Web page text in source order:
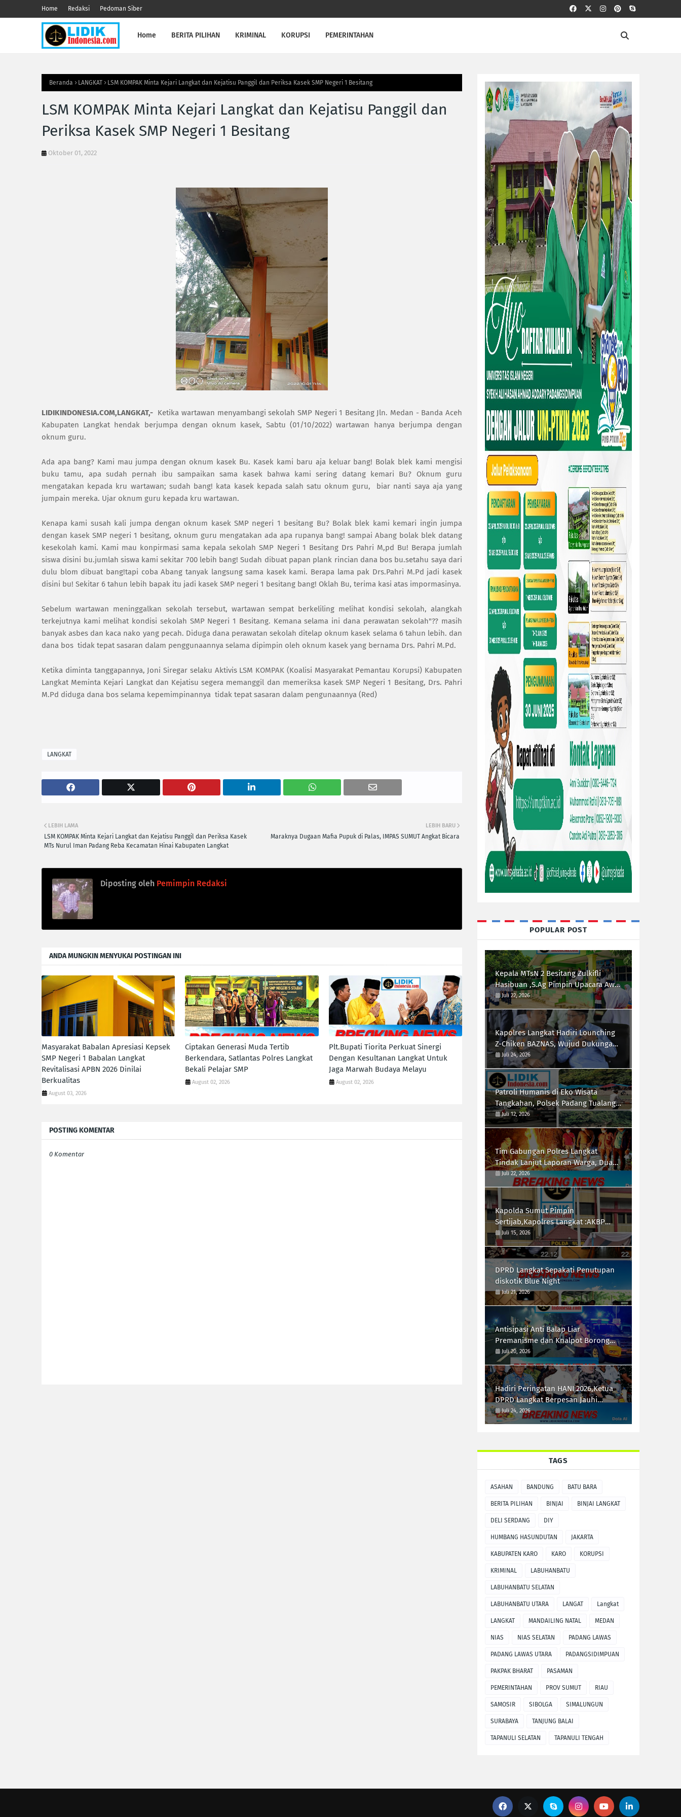
Home Redaksi Pedoman Siber
Home BERITA PILIHAN KRIMINAL KORUPSI PEMERINTAHAN
Beranda LANGKAT LSM KOMPAK Minta Kejari Langkat dan Kejatisu Panggil dan Periksa Kasek SMP Negeri 1 Besitang
LSM KOMPAK Minta Kejari Langkat dan Kejatisu Panggil dan
Periksa Kasek SMP Negeri 1 Besitang
Oktober 01, 2022
LIDIKINDONESIA.COM,LANGKAT,- Ketika wartawan menyambangi sekolah SMP Negeri 1 Besitang Jln. Medan - Banda Aceh
Kabupaten Langkat hendak berjumpa dengan oknum kasek, Sabtu (01/10/2022) wartawan hanya berjumpa dengan
oknum guru.
Ada apa bang? Kami mau jumpa dengan oknum kasek Bu. Kasek kami baru aja keluar bang! Bolak blek kami mengisi
buku tamu, apa sudah pernah ibu sampaikan sama kasek bahwa kami sering datang kemari Bu? Oknum guru
mengatakan kepada kru wartawan; sudah bang! kata kasek kepada salah satu oknum guru, biar nanti saya aja yang
jumpain mereka. Ujar oknum guru kepada kru wartawan.
Kenapa kami susah kali jumpa dengan oknum kasek SMP negeri 1 besitang Bu? Bolak blek kami kemari ingin jumpa
dengan kasek SMP negeri 1 besitang, oknum guru mengatakan ada apa rupanya bang! sampai Abang bolak blek datang
kesekolah kami. Kami mau konpirmasi sama kepala sekolah SMP Negeri 1 Besitang Drs Pahri M,pd Bu! Berapa jumlah
siswa disini bu.jumlah siswa kami sekitar 700 lebih bang! Sudah dibuat papan plank rincian dana bos bu.setahu saya dari
dulu blom dibuat bang!tapi coba Abang tanyak langsung sama kasek kami. Berapa lama pak Drs.Pahri M.Pd jadi kasek
disini bu! Sekitar 6 tahun lebih bapak itu jadi kasek SMP negeri 1 besitang bang! Oklah Bu, terima kasi atas impormasinya.
Sebelum wartawan meninggalkan sekolah tersebut, wartawan sempat berkeliling melihat kondisi sekolah, alangkah
terkejutnya kami melihat kondisi sekolah SMP Negeri 1 Besitang. Kemana selama ini dana perawatan sekolah"?? masih
banyak asbes dan kaca nako yang pecah. Diduga dana perawatan sekolah ditelap oknum kasek selama 6 tahun lebih. dan
dana bos tidak tepat sasaran dalam penggunaannya selama dipimpin oleh oknum kasek yang bernama Drs. Pahri M.Pd.
Ketika diminta tanggapannya, Joni Siregar selaku Aktivis LSM KOMPAK (Koalisi Masyarakat Pemantau Korupsi) Kabupaten
Langkat Meminta Kejari Langkat dan Kejatisu segera memanggil dan memeriksa kasek SMP Negeri 1 Besitang, Drs. Pahri
M.Pd diduga dana bos selama kepemimpinannya tidak tepat sasaran dalam pengunaannya (Red)
LANGKAT
LEBIH BARU
Maraknya Dugaan Mafia Pupuk di Palas, IMPAS SUMUT Angkat Bicara
LEBIH LAMA
LSM KOMPAK Minta Kejari Langkat dan Kejatisu Panggil dan Periksa Kasek
MTs Nurul Iman Padang Reba Kecamatan Hinai Kabupaten Langkat
Diposting oleh Pemimpin Redaksi
ANDA MUNGKIN MENYUKAI POSTINGAN INI
Masyarakat Babalan Apresiasi Kepsek
SMP Negeri 1 Babalan Langkat
Revitalisasi APBN 2026 Dinilai
Berkualitas
August 03, 2026
Ciptakan Generasi Muda Tertib
Berkendara, Satlantas Polres Langkat
Bekali Pelajar SMP
August 02, 2026
Plt.Bupati Tiorita Perkuat Sinergi
Dengan Kesultanan Langkat Untuk
Jaga Marwah Budaya Melayu
August 02, 2026
POSTING KOMENTAR
0 Komentar
POPULAR POST
Kepala MTsN 2 Besitang Zulkifli
Hasibuan ,S.Ag Pimpin Upacara Awal
Semester,Siapkan Generasi
Berkarakter dan Berprestasi
Juli 22, 2026
Kapolres Langkat Hadiri Lounching
Z-Chiken BAZNAS, Wujud Dukungan
Polri Terhadap Pemberdayaan
Ekonomi Masyarakat
Juli 24, 2026
Patroli Humanis di Eko Wisata
Tangkahan, Polsek Padang Tualang
Himbau Pengunjung Utamakan
Keselamatan
Juli 12, 2026
Tim Gabungan Polres Langkat
Tindak Lanjut Laporan Warga, Dua
Titik di Duga Lokasi Penyalah
Gunaan Narkoba di Desa Bubun di
Musnahkan
Juli 22, 2026
Kapolda Sumut Pimpin
Sertijab,Kapolres Langkat :AKBP
Hannry PH.Tambunan S.E ,S.I.K,
Resmi Menjabat
Juli 15, 2026
DPRD Langkat Sepakati Penutupan
diskotik Blue Night
Juli 21, 2026
Antisipasi Anti Balap Liar
Premanisme dan Knalpot Borong
Tim UKL Polres Langkat Laksanakan
Patroli Malam
Juli 20, 2026
Hadiri Peringatan HANI 2026,Ketua
DPRD Langkat Berpesan Jauhi
Narkotika
Juli 24, 2026
TAGS
ASAHAN BANDUNG BATU BARA
BERITA PILIHAN BINJAI BINJAI LANGKAT
DELI SERDANG DIY
HUMBANG HASUNDUTAN JAKARTA
KABUPATEN KARO KARO KORUPSI
KRIMINAL LABUHANBATU
LABUHANBATU SELATAN
LABUHANBATU UTARA LANGAT Langkat
LANGKAT MANDAILING NATAL MEDAN
NIAS NIAS SELATAN PADANG LAWAS
PADANG LAWAS UTARA PADANGSIDIMPUAN
PAKPAK BHARAT PASAMAN
PEMERINTAHAN PROV SUMUT RIAU
SAMOSIR SIBOLGA SIMALUNGUN
SURABAYA TANJUNG BALAI
TAPANULI SELATAN TAPANULI TENGAH